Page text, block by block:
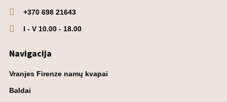
+370 698 21643
I - V 10.00 - 18.00
Navigacija
Vranjes Firenze namų kvapai
Baldai